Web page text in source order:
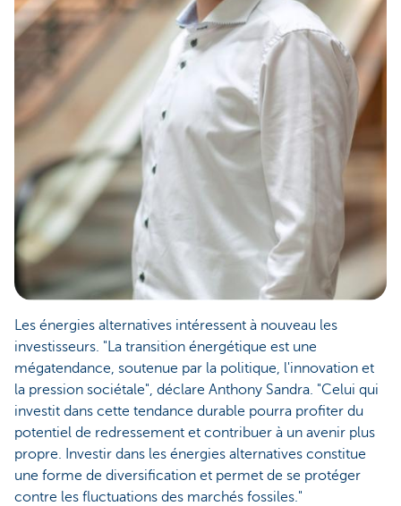
Les énergies alternatives intéressent à nouveau les
investisseurs. "La transition énergétique est une
mégatendance, soutenue par la politique, l'innovation et
la pression sociétale", déclare Anthony Sandra. "Celui qui
investit dans cette tendance durable pourra profiter du
potentiel de redressement et contribuer à un avenir plus
propre. Investir dans les énergies alternatives constitue
une forme de diversification et permet de se protéger
contre les fluctuations des marchés fossiles."